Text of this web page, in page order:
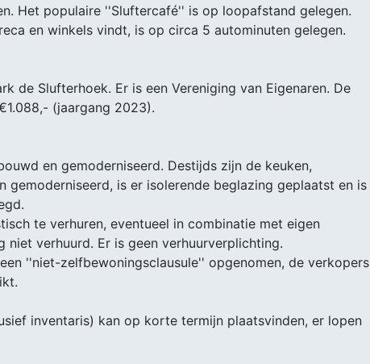
Het populaire ''Sluftercafé'' is op loopafstand gelegen.
en winkels vindt, is op circa 5 autominuten gelegen.
de Slufterhoek. Er is een Vereniging van Eigenaren. De
(jaargang 2023).
en gemoderniseerd. Destijds zijn de keuken,
gemoderniseerd, is er isolerende beglazing geplaatst en is
te verhuren, eventueel in combinatie met eigen
verhuurd. Er is geen verhuurverplichting.
''niet-zelfbewoningsclausule'' opgenomen, de verkopers
inventaris) kan op korte termijn plaatsvinden, er lopen